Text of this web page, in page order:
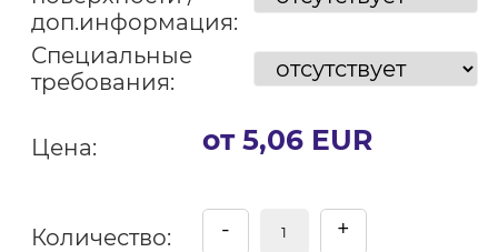
доп.информация:
Специальные
требования:
Цена: от 5,06 EUR
Количество: - +